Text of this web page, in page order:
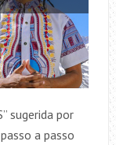
sugerida por
a passo